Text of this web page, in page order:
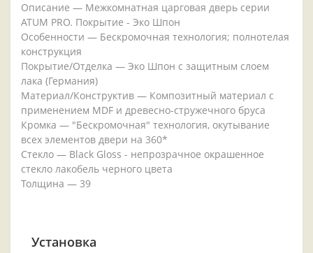
Описание — Межкомнатная царговая дверь серии
ATUM PRO. Покрытие - Эко Шпон
Особенности — Бескромочная технология; полнотелая
конструкция
Покрытие/Отделка — Эко Шпон с защитным слоем
лака (Германия)
Материал/Конструктив — Композитный материал с
применением MDF и древесно-стружечного бруса
Кромка — "Бескромочная" технология, окутывание
всех элементов двери на 360*
Стекло — Black Gloss - непрозрачное окрашенное
стекло лакобель черного цвета
Толщина — 39
Установка